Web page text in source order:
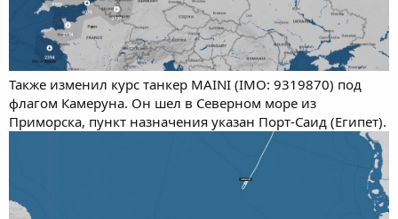
Также изменил курс танкер MAINI (IMO: 9319870) под
флагом Камеруна. Он шел в Северном море из
Приморска, пункт назначения указан Порт-Саид (Египет).